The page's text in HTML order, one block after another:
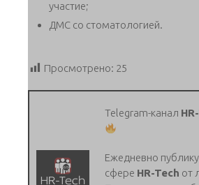
участие;
ДМС со стоматологией.
Просмотрено: 25
Telegram-канал
Ежедневно
сфере HR-Tech от